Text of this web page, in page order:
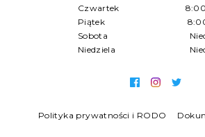
Czwartek
Piątek
Sobota
Niedziela
Polityka prywatności i RODO